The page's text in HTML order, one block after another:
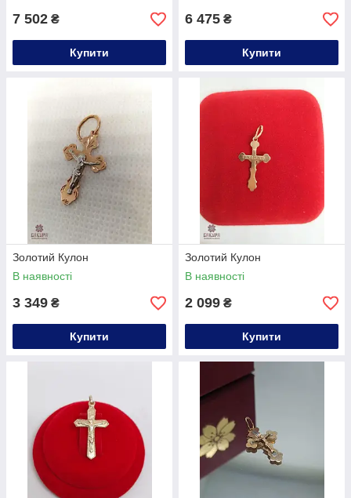
7 502 ₴
Купити
6 475 ₴
Купити
Золотий Кулон
В наявності
3 349 ₴
Купити
Золотий Кулон
В наявності
2 099 ₴
Купити